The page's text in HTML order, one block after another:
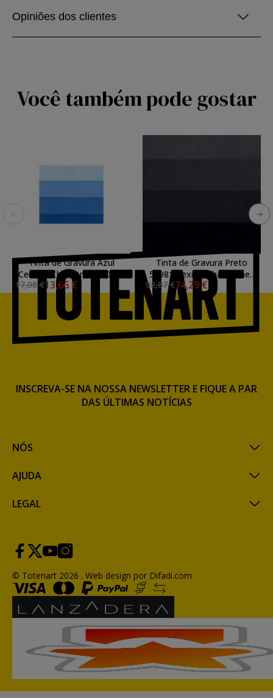
Opiniões dos clientes
Você também pode gostar
Tinta de Gravura Azul
Ceruleo Charbonnel, 60 ml.
17,08 €13,66 €
Tinta de Gravura Preto
55981 flexivel Charbonnel,
800 ml.
92,87 €74,29 €
NÓS
AJUDA
LEGAL
INSCREVA-SE NA NOSSA NEWSLETTER E FIQUE A PAR
DAS ÚLTIMAS NOTÍCIAS
© Totenart 2026 . Web design por Difadi.com